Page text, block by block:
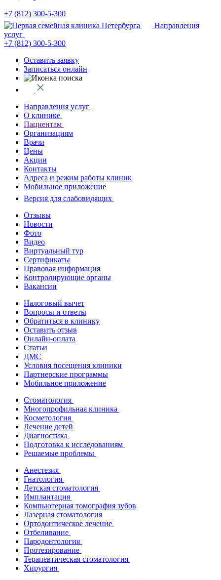
+7 (812) 300-5-300
Направления
услуг
+7 (812) 300-5-300
Оставить заявку
Записаться онлайн
Направления услуг
О клинике
Пациентам
Организациям
Врачи
Цены
Акции
Контакты
Адреса и режим работы клиник
Мобильное приложение
Версия для слабовидящих
Отзывы
Новости
Фото
Видео
Виртуальный тур
Сертификаты
Правовая информация
Контролирующие органы
Вакансии
Налоговый вычет
Вопросы и ответы
Обратиться в клинику
Оставить отзыв
Онлайн-оплата
Статьи
ДМС
Условия посещения клиники
Партнерские программы
Мобильное приложение
Стоматология
Многопрофильная клиника
Косметология
Лечение детей
Диагностика
Подготовка к исследованиям
Решаемые проблемы
Анестезия
Гнатология
Детская стоматология
Имплантация
Компьютерная томография зубов
Лазерная стоматология
Ортодонтическое лечение
Отбеливание
Пародонтология
Протезирование
Терапевтическая стоматология
Хирургия